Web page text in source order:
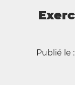
Publié le